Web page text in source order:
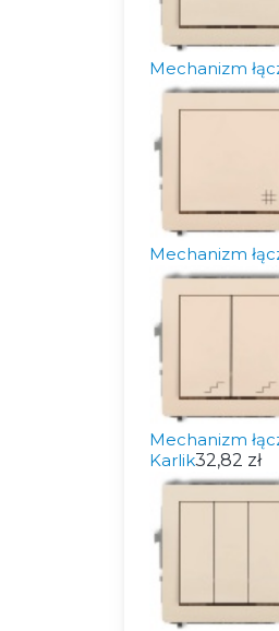
Mechanizm
Mechanizm
Mechanizm
Karlik32,82 zł